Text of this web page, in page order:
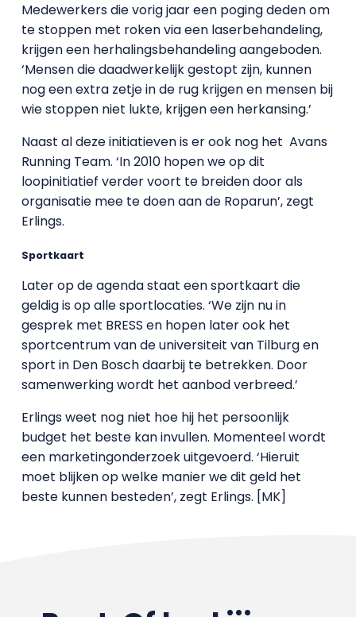
Medewerkers die vorig jaar een poging deden om
te stoppen met roken via een laserbehandeling,
krijgen een herhalingsbehandeling aangeboden.
‘Mensen die daadwerkelijk gestopt zijn, kunnen
nog een extra zetje in de rug krijgen en mensen bij
wie stoppen niet lukte, krijgen een herkansing.’
Naast al deze initiatieven is er ook nog het Avans
Running Team. ‘In 2010 hopen we op dit
loopinitiatief verder voort te breiden door als
organisatie mee te doen aan de Roparun’, zegt
Erlings.
Sportkaart
Later op de agenda staat een sportkaart die
geldig is op alle sportlocaties. ‘We zijn nu in
gesprek met BRESS en hopen later ook het
sportcentrum van de universiteit van Tilburg en
sport in Den Bosch daarbij te betrekken. Door
samenwerking wordt het aanbod verbreed.’
Erlings weet nog niet hoe hij het persoonlijk
budget het beste kan invullen. Momenteel wordt
een marketingonderzoek uitgevoerd. ‘Hieruit
moet blijken op welke manier we dit geld het
beste kunnen besteden’, zegt Erlings. [MK]